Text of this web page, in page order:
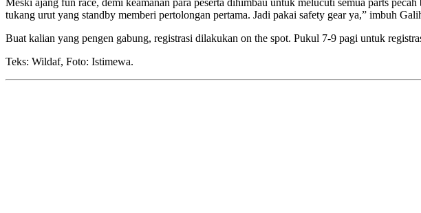
tukang urut yang standby memberi pertolongan pertama. Jadi pakai safety gear ya,” imbuh
Buat kalian yang pengen gabung, registrasi dilakukan on the spot. Pukul 7-9 pagi untuk
Teks: Wildaf, Foto: Istimewa.